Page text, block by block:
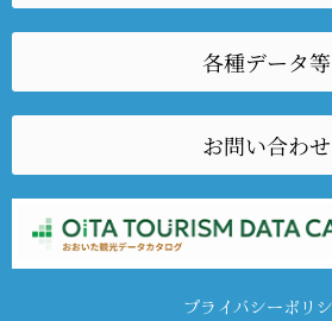
各種データ等
お問い合わせ
プライバシーポリ